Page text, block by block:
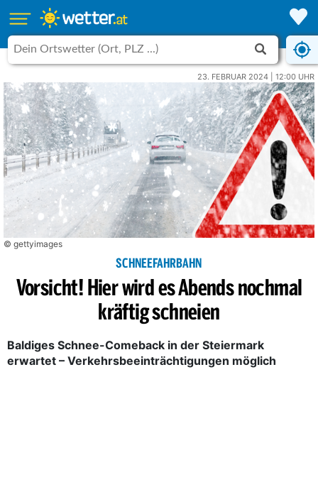
23. FEBRUAR 2024 | 12:00 UHR
© gettyimages
SCHNEEFAHRBAHN
Vorsicht! Hier wird es Abends nochmal
kräftig schneien
Baldiges Schnee-Comeback in der Steiermark
erwartet – Verkehrsbeeinträchtigungen möglich